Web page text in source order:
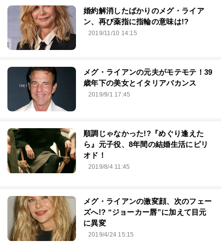
婚約解消したばかりのメグ・ライア
ン、再び薬指に指輪の意味は!?
2019/11/10 14:15
メグ・ライアンの元夫がモテモテ！39
歳年下の美女とイタリアバカンス
2019/9/1 17:45
順調じゃなかった!?『めぐり逢えた
ら』元子役、8年間の結婚生活にピリ
オド！
2019/8/4 11:45
メグ・ライアンの激変顔、次のフェー
ズへ!? “ジョーカー唇”に加えて目元
に異変
2019/4/24 15:15